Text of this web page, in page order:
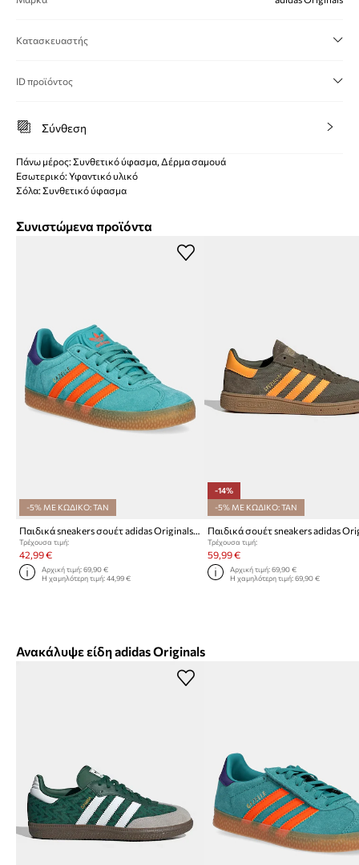
Κατασκευαστής
ID προϊόντος
Σύνθεση
Πάνω μέρος: Συνθετικό ύφασμα, Δέρμα σαμουά
Εσωτερικό: Υφαντικό υλικό
Σόλα: Συνθετικό ύφασμα
Συνιστώμενα προϊόντα
-5% ΜΕ ΚΩΔΙΚΟ: TAN
Παιδικά sneakers σουέτ adidas Originals GAZELLE
Τρέχουσα τιμή:
42,99 €
Αρχική τιμή:69,90 €
Η χαμηλότερη τιμή:44,99 €
-14%
-5% ΜΕ ΚΩΔΙΚΟ: TAN
Τρέχουσα τιμή:
59,99 €
Αρχική τιμή: 69,90 €
Η χαμηλότερη τιμή: 69,90 €
Ανακάλυψε είδη adidas Originals